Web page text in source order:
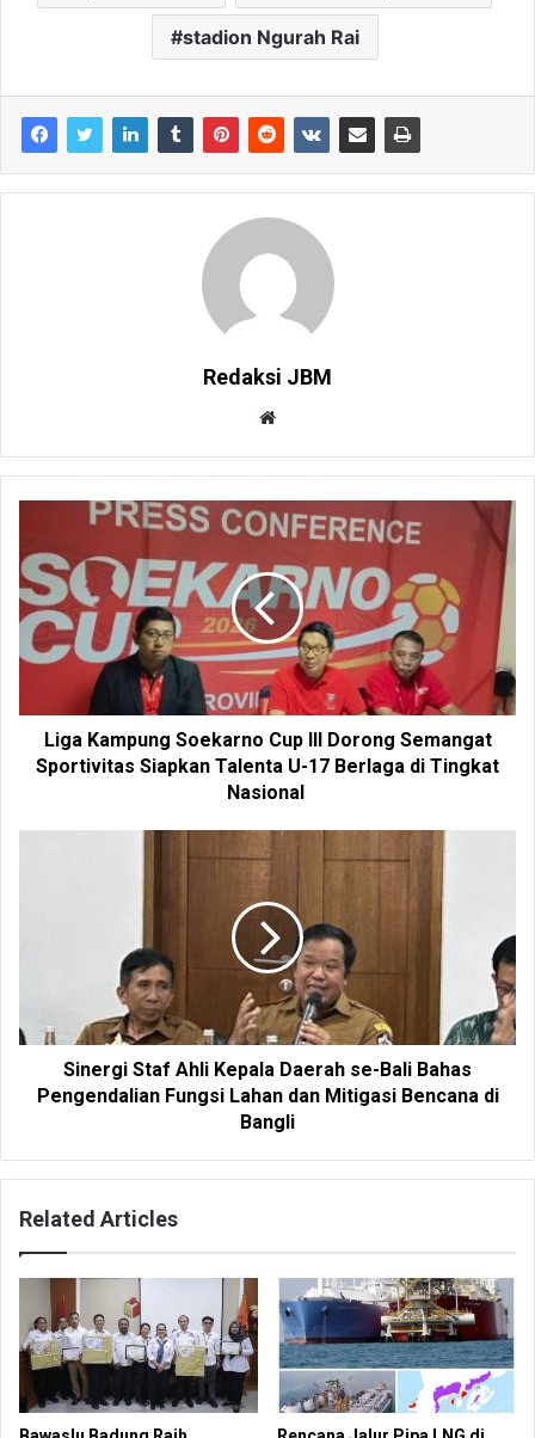
stadion Ngurah Rai
Redaksi JBM
b
s
i
t
e
Liga Kampung Soekarno Cup III Dorong Semangat
Sportivitas Siapkan Talenta U-17 Berlaga di Tingkat
Nasional
Sinergi Staf Ahli Kepala Daerah se-Bali Bahas
Pengendalian Fungsi Lahan dan Mitigasi Bencana di
Bangli
Related Articles